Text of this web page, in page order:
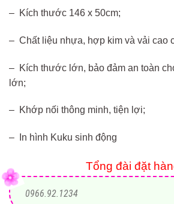
– Kích thước 146 x 50cm;
– Chất liệu nhựa, hợp kim và vải cao
– Kích thước lớn, bảo đảm an toàn
lớn;
– Khớp nối thông minh, tiện lợi;
– In hình Kuku sinh động
Tổng đài đặt
0966.92.1234